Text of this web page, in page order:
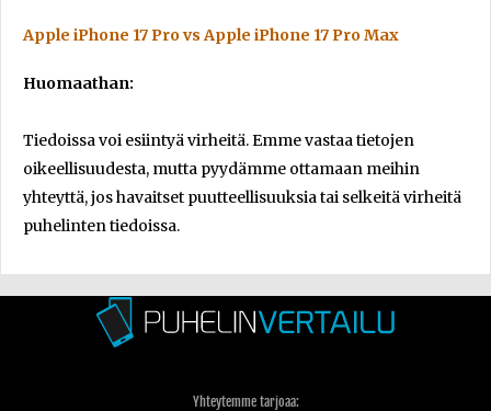
Apple iPhone 17 Pro vs Apple iPhone 17 Pro Max
Huomaathan:
Tiedoissa voi esiintyä virheitä. Emme vastaa tietojen
oikeellisuudesta, mutta pyydämme ottamaan meihin
yhteyttä, jos havaitset puutteellisuuksia tai selkeitä virheitä
puhelinten tiedoissa.
Yhteytemme tarjoaa: